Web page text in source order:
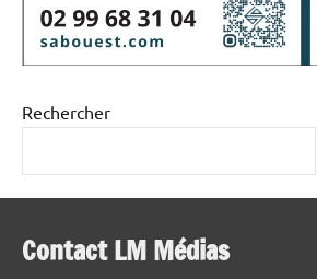
Rechercher
Contact LM Médias